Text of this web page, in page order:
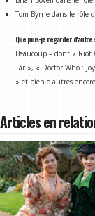
Tom Byrne dans le rôle
Que puis-je regarder d'autre
Beaucoup – dont «
Tár », « Doctor Who :
» et bien d'autres encore.
Articles en